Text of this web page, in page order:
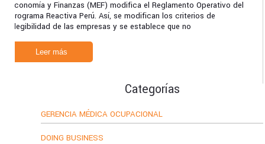
Economía y Finanzas (MEF) modifica el Reglamento Operativo del
Programa Reactiva Perú. Así, se modifican los criterios de
elegibilidad de las empresas y se establece que no
Leer más
Categorías
GERENCIA MÉDICA OCUPACIONAL
DOING BUSINESS